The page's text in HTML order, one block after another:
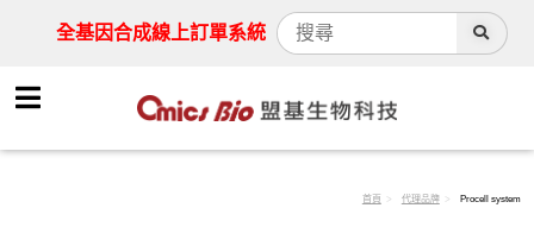
全基因合成線上訂單系統
首頁 代理品牌 Procell system